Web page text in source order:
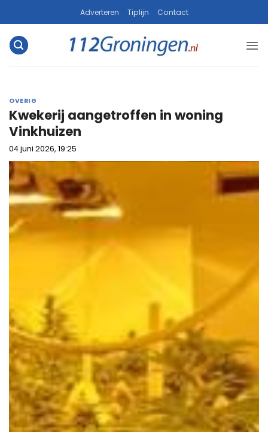
naar
inhoud
Adverteren Tiplijn Contact
OVERIG
Kwekerij aangetroffen in woning
Vinkhuizen
04 juni 2026, 19:25